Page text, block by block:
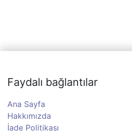
Faydalı bağlantılar
Ana Sayfa
Hakkımızda
İade Politikası